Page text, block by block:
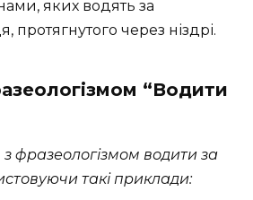
яких водять за
протягнутого через ніздрі.
“Водити
фразеологізмом водити за
такі приклади: